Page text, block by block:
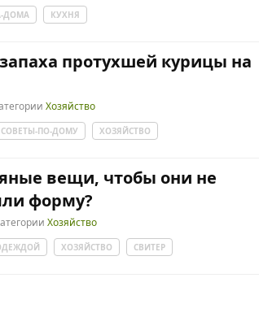
ДОМА КУХНЯ
протухшей курицы на
Хозяйство
СОВЕТЫ-ПО-ДОМУ ХОЗЯЙСТВО
вещи, чтобы они не
форму?
Хозяйство
ХОЗЯЙСТВО СВИТЕР